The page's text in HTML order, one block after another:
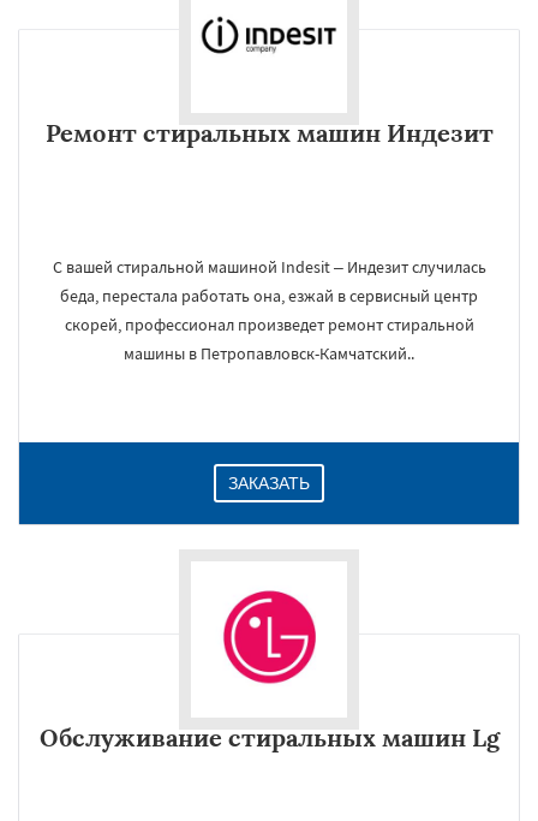
Ремонт стиральных машин Индезит
С вашей стиральной машиной Indesit – Индезит случилась
беда, перестала работать она, езжай в сервисный центр
скорей, профессионал произведет ремонт стиральной
машины в Петропавловск-Камчатский..
ЗАКАЗАТЬ
Обслуживание стиральных машин Lg